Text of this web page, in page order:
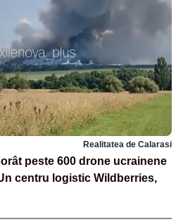
Realitatea de Calarasi
peste 600 drone ucrainene
centru logistic Wildberries,